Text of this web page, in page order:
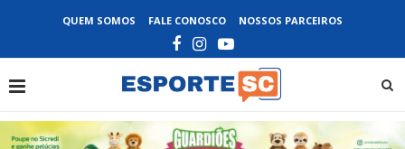
QUEM SOMOS FALE CONOSCO NOSSOS PARCEIROS